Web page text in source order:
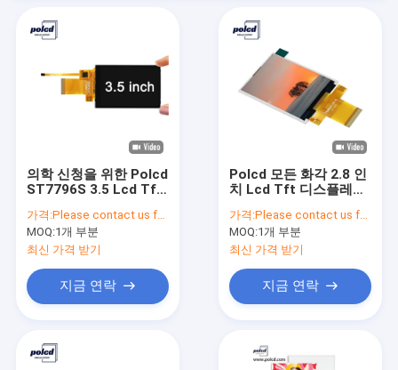
의학 신청을 위한 Polcd
ST7796S 3.5 Lcd Tft
18 조금 Lcd
가격:Please contact us for latest price
MOQ:1개 부분
최신 가격 받기
지금 연락
Polcd 모든 화각 2.8 인
치 Lcd Tft 디스플레이
스플레이
가격:Please contact us for latest price
MOQ:1개 부분
최신 가격 받기
지금 연락